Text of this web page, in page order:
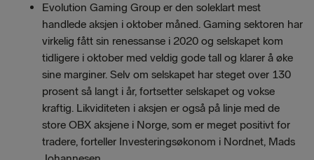
Evolution Gaming Group er den soleklart mest
handlede aksjen i oktober måned. Gaming sektoren har
virkelig fått sin renessanse i 2020 og selskapet kom
tidligere i oktober med veldig gode tall og klarer å øke
sine marginer. Selv om selskapet har steget over 130
prosent så langt i år, fortsetter selskapet og vokse
kraftig. Likviditeten i aksjen er også på linje med de
store OBX aksjene i Norge, som er meget positivt for
tradere, forteller Investeringsøkonom i Nordnet, Mads